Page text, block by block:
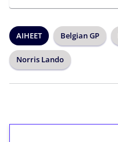
AIHEET Belgian GP
Norris Lando